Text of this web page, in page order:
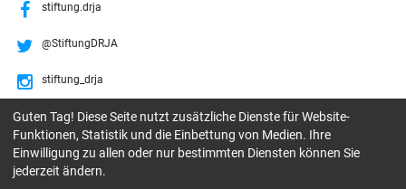
stiftung.drja
@StiftungDRJA
stiftung_drja
Stiftung DRJA
Guten Tag! Diese Seite nutzt zusätzliche Dienste für Website-
Funktionen, Statistik und die Einbettung von Medien. Ihre
Einwilligung zu allen oder nur bestimmten Diensten können Sie
jederzeit ändern.